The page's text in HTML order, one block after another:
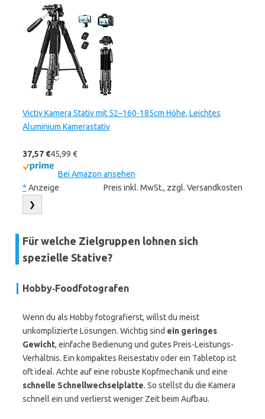
Victiv Kamera Stativ mit 52–160-185cm Höhe, Leichtes
Aluminium Kamerastativ
37,57 €45,99 €
Bei Amazon ansehen
* Anzeige Preis inkl. MwSt., zzgl. Versandkosten
❯
Für welche Zielgruppen lohnen sich
spezielle Stative?
Hobby‑Foodfotografen
Wenn du als Hobby fotografierst, willst du meist
unkomplizierte Lösungen. Wichtig sind ein geringes
Gewicht, einfache Bedienung und gutes Preis-Leistungs-
Verhältnis. Ein kompaktes Reisestativ oder ein Tabletop ist
oft ideal. Achte auf eine robuste Kopfmechanik und eine
schnelle Schnellwechselplatte. So stellst du die Kamera
schnell ein und verlierst weniger Zeit beim Aufbau.